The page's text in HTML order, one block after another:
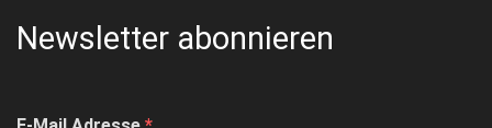
Newsletter abonnieren